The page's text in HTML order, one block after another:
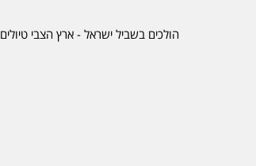
הולכים בשביל ישראל - ארץ הצבי טיולים